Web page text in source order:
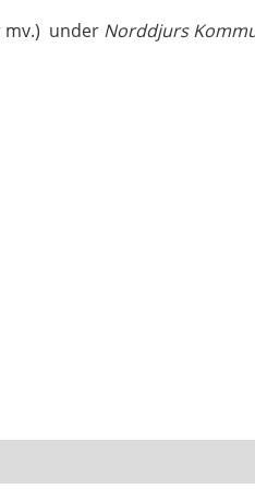
mv.) under Norddjurs